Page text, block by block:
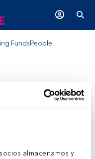
socios almacenamos y
FundsPeople